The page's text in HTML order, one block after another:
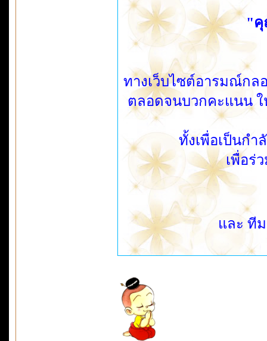
"คุ
ทางเว็บไซต์อารมณ์กล
ตลอดจนบวกคะแนน ใ
ทั้งเพื่อเป็นกำ
เพื่อร่
และ ที